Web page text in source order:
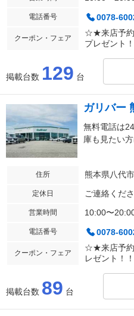
電話番号 0078-
クーポン・フェア
☆★来店予約
プレゼント
掲載台数 129 台
ガリバー
無料電話は
庫も見たい
住所 熊本県八代
定休日 ご連絡くだ
営業時間 10:00〜
電話番号 0078-
クーポン・フェア
☆★来店予約
レゼント！
掲載台数 89 台